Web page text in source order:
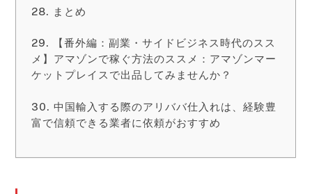
まとめ
【番外編：副業・サイドビジネス時代のスス
メ】アマゾンで稼ぐ方法のススメ：アマゾンマー
ケットプレイスで出品してみませんか？
中国輸入する際のアリババ仕入れは、経験豊
富で信頼できる業者に依頼がおすすめ